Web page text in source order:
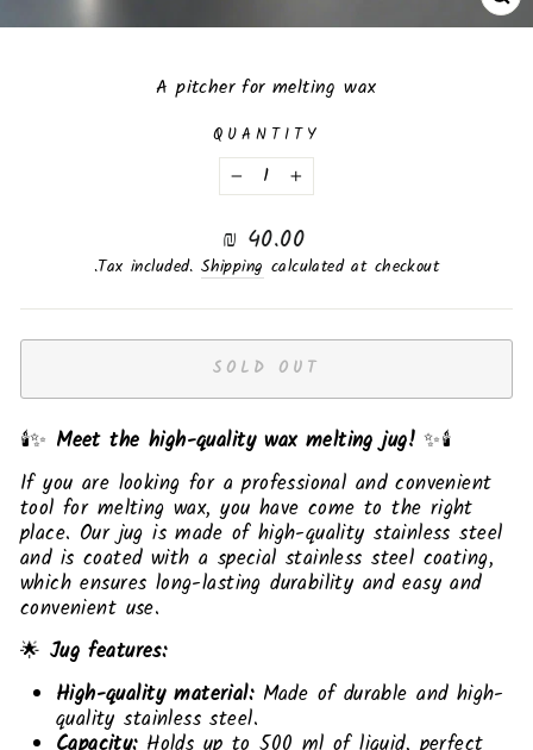
A pitcher for melting wax
QUANTITY
−
+
Regular
price
40.00 ₪
Tax included.Shipping calculated at checkout.
SOLD OUT
🕯️✨ Meet the high-quality wax melting jug!✨🕯️
If you are looking for a professional and convenient
tool for melting wax, you have come to the right
place. Our jug is made of high-quality stainless steel
and is coated with a special stainless steel coating,
which ensures long-lasting durability and easy and
convenient use.
🌟 Jug features:
High-quality material:Made of durable and high-
quality stainless steel.